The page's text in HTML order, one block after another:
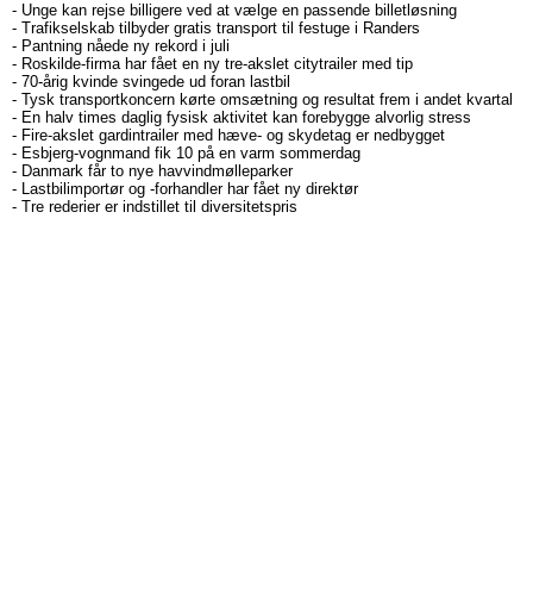
- Unge kan rejse billigere ved at vælge en passende billetløsning
- Trafikselskab tilbyder gratis transport til festuge i Randers
- Pantning nåede ny rekord i juli
- Roskilde-firma har fået en ny tre-akslet citytrailer med tip
- 70-årig kvinde svingede ud foran lastbil
- Tysk transportkoncern kørte omsætning og resultat frem i andet kvartal
- En halv times daglig fysisk aktivitet kan forebygge alvorlig stress
- Fire-akslet gardintrailer med hæve- og skydetag er nedbygget
- Esbjerg-vognmand fik 10 på en varm sommerdag
- Danmark får to nye havvindmølleparker
- Lastbilimportør og -forhandler har fået ny direktør
- Tre rederier er indstillet til diversitetspris